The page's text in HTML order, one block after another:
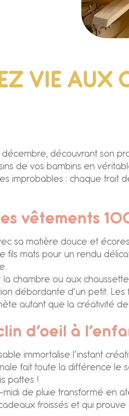
VIE AUX
décembre, découvrant son
de vos bambins en
improbables : chaque trait
vêtements
sa matière douce et
fils mats pour un rendu
chambre ou aux
débordante d’un petit.
autant que la créativité de
d’oeil à
immortalise l’instant
fait toute la différence
pattes !
de pluie transformé en
froissés et qui